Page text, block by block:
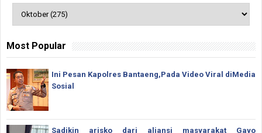
Most Popular
Ini Pesan Kapolres Bantaeng,Pada Video Viral diMedia
Sosial
Sadikin arisko dari aliansi masyarakat Gayo